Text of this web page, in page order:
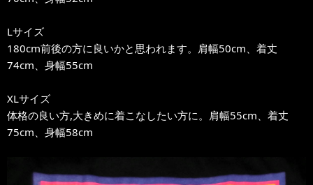
Lサイズ
180cm前後の方に良いかと思われます。肩幅50cm、着丈
74cm、身幅55cm
XLサイズ
体格の良い方,大きめに着こなしたい方に。肩幅55cm、着丈
75cm、身幅58cm